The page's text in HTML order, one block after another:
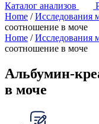
Каталог анализов
Home /Исследования
соотношение в моче
Home /Исследования
соотношение в моче
Альбумин-
в моче